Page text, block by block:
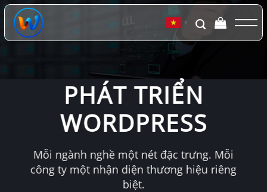
Chuyển
đến
dung
▼
PHÁT TRIỂN
WORDPRESS
Mỗi ngành nghề một nét đặc trưng. Mỗi
công ty một nhận diện thương hiệu riêng
biệt.